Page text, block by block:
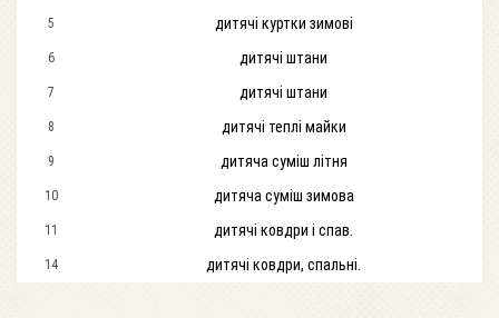
5 дитячі куртки зимові
6 дитячі штани
7 дитячі штани
8 дитячі теплі майки
9 дитяча суміш літня
10 дитяча суміш зимова
11 дитячі ковдри і спав.
14 дитячі ковдри, спальні.